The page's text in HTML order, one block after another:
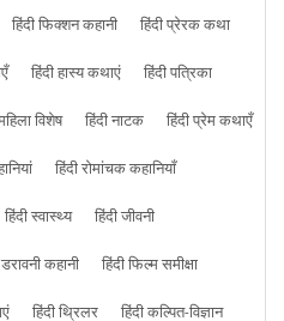
हिंदी फिक्शन कहानी
हिंदी प्रेरक कथा
हिंदी हास्य कथाएं
हिंदी पत्रिका
विशेष हिंदी नाटक
हिंदी प्रेम कथाएँ
हिंदी रोमांचक कहानियाँ
हिंदी स्वास्थ्य
हिंदी जीवनी
कहानी
हिंदी फिल्म समीक्षा
हिंदी थ्रिलर हिंदी कल्पित-विज्ञान